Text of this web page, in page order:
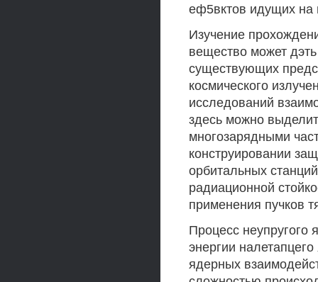
еф5вктов идущих на
Изучение
вещество может
существующих
космического
исследований
здесь можно
многозарядными
конструировании
орбитальных
радиационной
применения пучков
Процесс неупругого
энергии
ядерных